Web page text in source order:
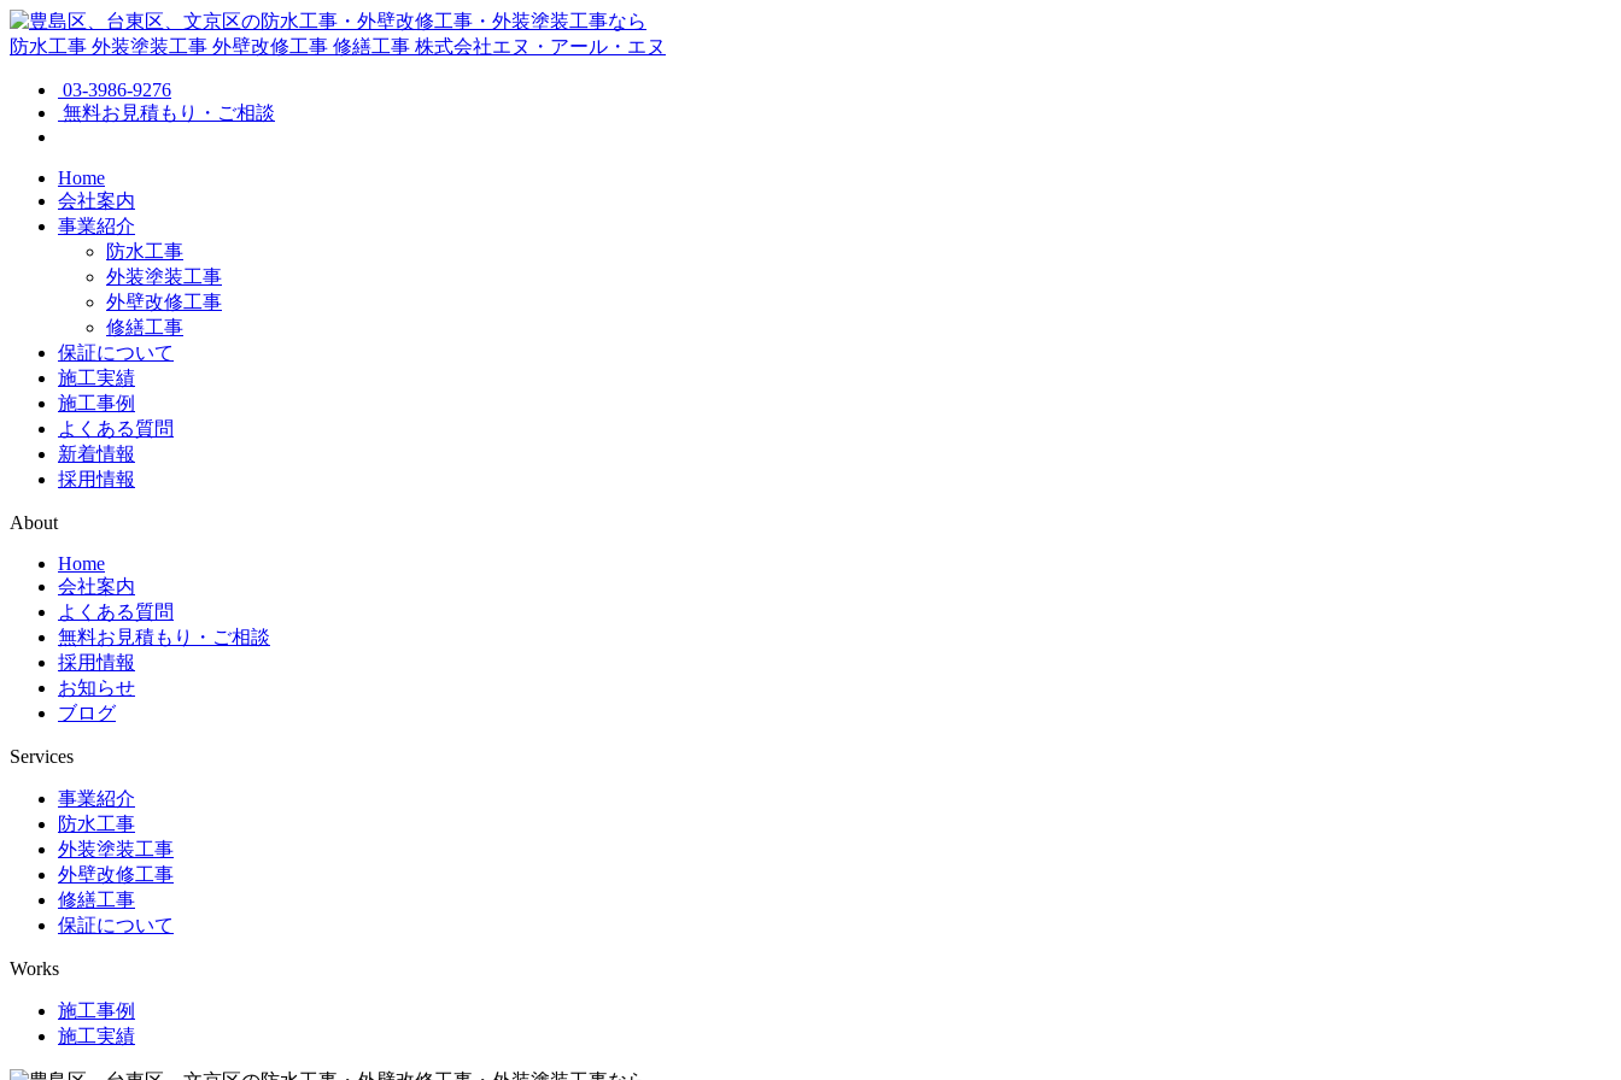
防水工事 外装塗装工事 外壁改修工事 修繕工事 株式会社エヌ・アール・エヌ
03-3986-9276
無料お見積もり・ご相談
Home
会社案内
事業紹介
防水工事
外装塗装工事
外壁改修工事
修繕工事
保証について
施工実績
施工事例
よくある質問
新着情報
採用情報
About
Home
会社案内
よくある質問
無料お見積もり・ご相談
採用情報
お知らせ
ブログ
Services
事業紹介
防水工事
外装塗装工事
外壁改修工事
修繕工事
保証について
Works
施工事例
施工実績